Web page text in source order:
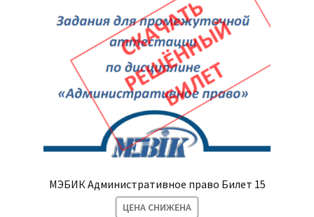
МЭБИК Административное право Билет 15
ЦЕНА СНИЖЕНА